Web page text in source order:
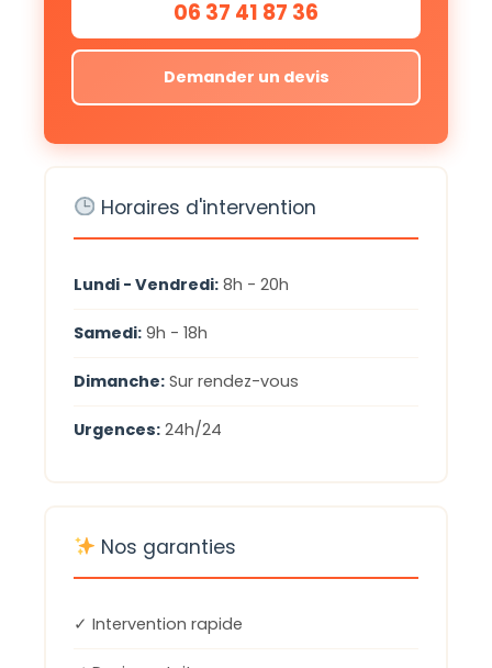
06 37 41 87 36
Demander un devis
Horaires d'intervention
Lundi - Vendredi: 8h - 20h
Samedi: 9h - 18h
Dimanche: Sur rendez-vous
Urgences: 24h/24
Nos garanties
✓ Intervention rapide